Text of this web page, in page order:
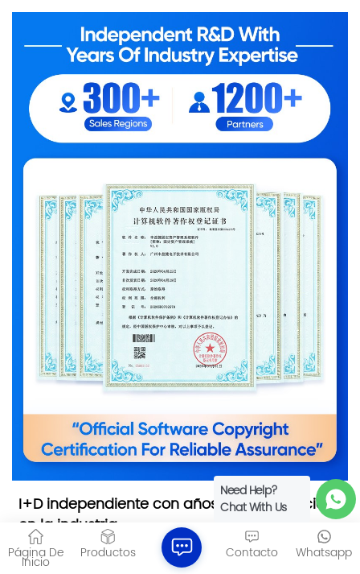
I+D independiente con años de experiencia
en la industria
Más de 300 regiones de ventas
Más de 1200 socios
Página De
Inicio
Productos Whatsapp
Contacto
Need Help?
Chat With Us